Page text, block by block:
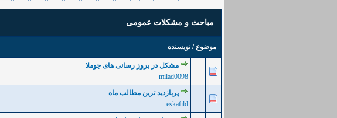
مباحث و مشکلات عمومی
موضوع/ نویسنده
مشکل در بروز رسانی های جوملا
milad0098
پربازدید ترین مطالب ماه
eskafild